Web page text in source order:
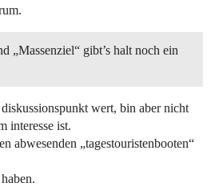
„Massenziel“ gibt’s halt noch ein
wert, bin aber nicht
interesse ist.
abwesenden „tagestouristenbooten“